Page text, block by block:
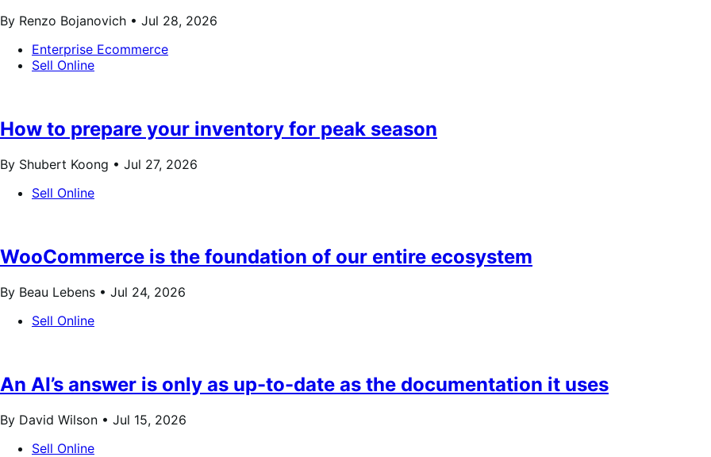
By Renzo Bojanovich • Jul 28, 2026
Enterprise Ecommerce
Sell Online
How to prepare your inventory for peak season
By Shubert Koong • Jul 27, 2026
Sell Online
WooCommerce is the foundation of our entire ecosystem
By Beau Lebens • Jul 24, 2026
Sell Online
An AI’s answer is only as up-to-date as the documentation it uses
By David Wilson • Jul 15, 2026
Sell Online